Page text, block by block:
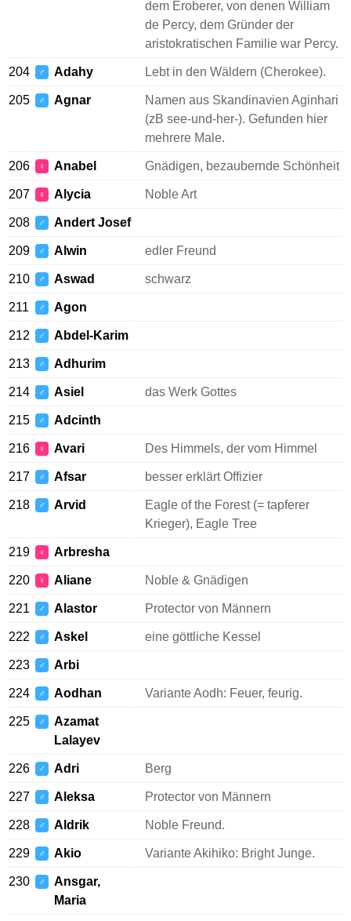
dem Eroberer, von denen William
de Percy, dem Gründer der
aristokratischen Familie war Percy.
204 ♂ Adahy Lebt in den Wäldern (Cherokee).
205 ♂ Agnar
Namen aus Skandinavien Aginhari
(zB see-und-her-). Gefunden hier
mehrere Male.
206 ♀ Anabel Gnädigen, bezaubernde Schönheit
207 ♀ Alycia Noble Art
208 ♂ Andert Josef
209 ♂ Alwin edler Freund
210 ♂ Aswad schwarz
211 ♂ Agon
212 ♂ Abdel-Karim
213 ♂ Adhurim
214 ♂ Asiel das Werk Gottes
215 ♂ Adcinth
216 ♀ Avari Des Himmels, der vom Himmel
217 ♂ Afsar besser erklärt Offizier
218 ♂ Arvid
Eagle of the Forest (= tapferer
Krieger), Eagle Tree
219 ♀ Arbresha
220 ♀ Aliane Noble & Gnädigen
221 ♂ Alastor Protector von Männern
222 ♂ Askel eine göttliche Kessel
223 ♂ Arbi
224 ♂ Aodhan Variante Aodh: Feuer, feurig.
225 ♂
Azamat
Lalayev
226 ♂ Adri Berg
227 ♂ Aleksa Protector von Männern
228 ♂ Aldrik Noble Freund.
229 ♂ Akio Variante Akihiko: Bright Junge.
230 ♂
Ansgar,
Maria